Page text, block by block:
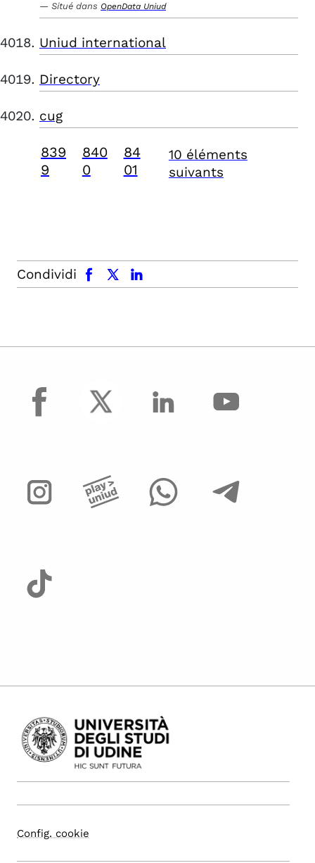
Situé dans OpenData Uniud
Uniud international
Directory
cug
839
9
840
0
84
01
10 éléments
suivants
Condividi
facebook x.com linkedin
facebook
Config. cookie